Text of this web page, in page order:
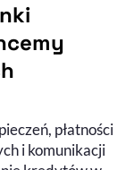
płatności
i komunikacji